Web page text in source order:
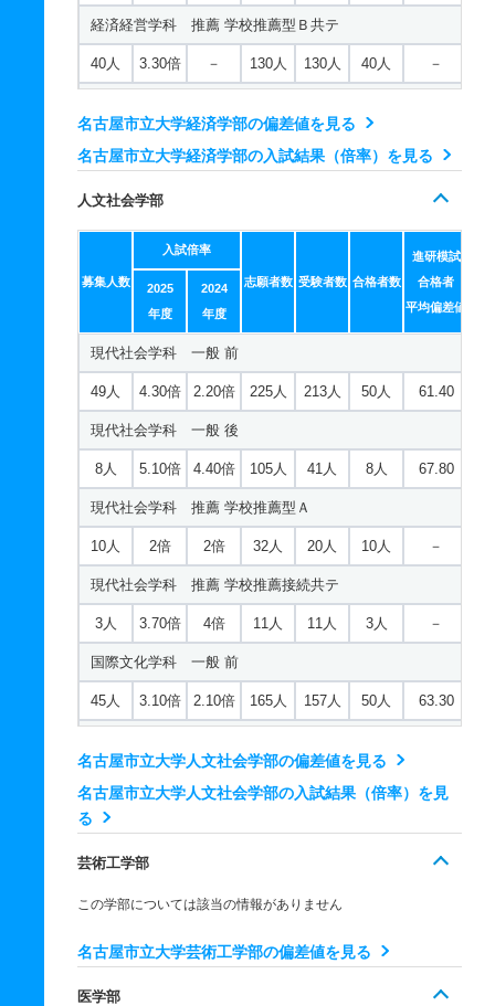
経済経営学科 推薦 学校推薦型Ｂ共テ
40人 3.30倍 － 130人 130人 40人 －
名古屋市立大学経済学部の偏差値を見る
名古屋市立大学経済学部の入試結果（倍率）を見る
人文社会学部
募集人数
入試倍率
志願者数 受験者数 合格者数
進研模試
合格者
平均偏差値
2025
年度
2024
年度
現代社会学科 一般 前
49人 4.30倍 2.20倍 225人 213人 50人 61.40
現代社会学科 一般 後
8人 5.10倍 4.40倍 105人 41人 8人 67.80
現代社会学科 推薦 学校推薦型Ａ
10人 2倍 2倍 32人 20人 10人 －
現代社会学科 推薦 学校推薦接続共テ
3人 3.70倍 4倍 11人 11人 3人 －
国際文化学科 一般 前
45人 3.10倍 2.10倍 165人 157人 50人 63.30
国際文化学科 推薦 学校推薦型Ａ
6人 4.20倍 －
国際文化学科 推薦 学校推薦接続共テ
名古屋市立大学人文社会学部の偏差値を見る
名古屋市立大学人文社会学部の入試結果（倍率）を見
る
芸術工学部
この学部については該当の情報がありません
名古屋市立大学芸術工学部の偏差値を見る
医学部